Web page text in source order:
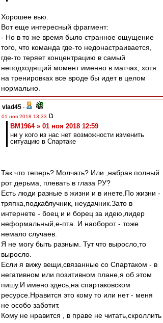
Хорошее вью.
Вот еще интересный фрагмент:
- Но в то же время было странное ощущение
того, что команда где-то недонастраивается,
где-то теряет концентрацию в самый
неподходящий момент именно в матчах, хотя
на тренировках все вроде бы идет в целом
нормально.
vlad45 -
01 ноя 2018 13:33
BM1964 » 01 ноя 2018 12:59
ни у кого из нас нет возможности изменить
ситуацию в Спартаке
Так что теперь? Молчать? Или ,набрав полный
рот дерьма, плевать в глаза РУ?
Есть люди разные в жизни и в инете.По жизни -
тряпка,подкаблучник, неудачник.Зато в
интернете - боец и и борец за идею,лидер
неформальный,е-пта. И наоборот - тоже
немало случаев.
Я не могу быть разным. Тут что выросло,то
выросло.
Если я вижу вещи,связанные со Спартаком - в
негативном или позитивном плане,я об этом
пишу.И имено здесь,на спартаковском
ресурсе.Нравится это кому то или нет - меня
не особо заботит.
Кому не нравится , в праве не читать,скроллить